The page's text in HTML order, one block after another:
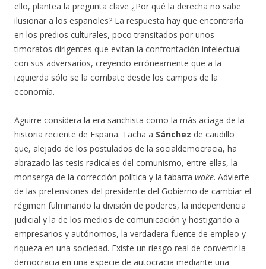
ello, plantea la pregunta clave ¿Por qué la derecha no sabe
ilusionar a los españoles? La respuesta hay que encontrarla
en los predios culturales, poco transitados por unos
timoratos dirigentes que evitan la confrontación intelectual
con sus adversarios, creyendo erróneamente que a la
izquierda sólo se la combate desde los campos de la
economía.
Aguirre considera la era sanchista como la más aciaga de la
historia reciente de España. Tacha a Sánchez de caudillo
que, alejado de los postulados de la socialdemocracia, ha
abrazado las tesis radicales del comunismo, entre ellas, la
monserga de la corrección política y la tabarra woke. Advierte
de las pretensiones del presidente del Gobierno de cambiar el
régimen fulminando la división de poderes, la independencia
judicial y la de los medios de comunicación y hostigando a
empresarios y autónomos, la verdadera fuente de empleo y
riqueza en una sociedad. Existe un riesgo real de convertir la
democracia en una especie de autocracia mediante una